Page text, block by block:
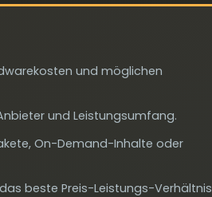
und möglichen
und Leistungsumfang.
On-Demand-Inhalte oder
beste Preis-Leistungs-Verhältnis